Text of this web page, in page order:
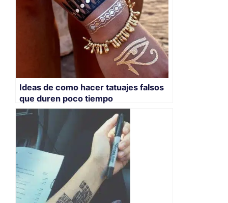
Ideas de como hacer tatuajes falsos
que duren poco tiempo